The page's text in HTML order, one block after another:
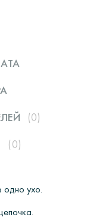
(0)
(0)
одно ухо.